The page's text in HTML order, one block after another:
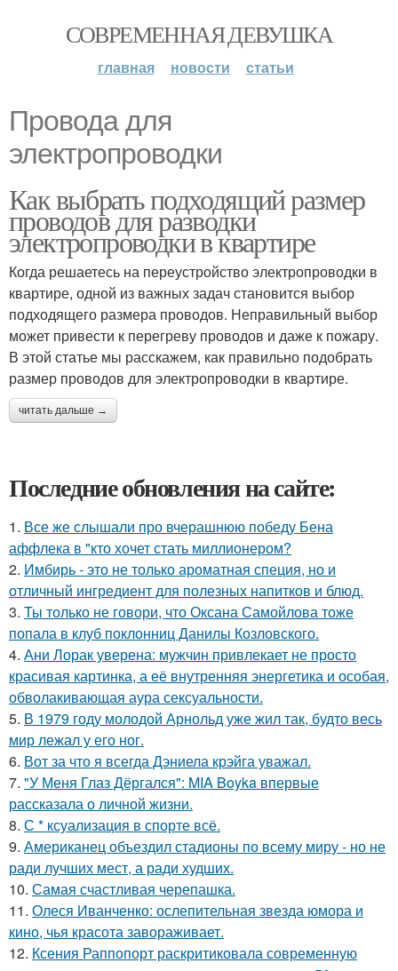
СОВРЕМЕННАЯ ДЕВУШКА
главная новости статьи
Провода для
электропроводки
Как выбрать подходящий размер
проводов для разводки
электропроводки в квартире
Когда решаетесь на переустройство электропроводки в
квартире, одной из важных задач становится выбор
подходящего размера проводов. Неправильный выбор
может привести к перегреву проводов и даже к пожару.
В этой статье мы расскажем, как правильно подобрать
размер проводов для электропроводки в квартире.
читать дальше →
Последние обновления на сайте:
1. Все же слышали про вчерашнюю победу Бена
аффлека в "кто хочет стать миллионером?
2. Имбирь - это не только ароматная специя, но и
отличный ингредиент для полезных напитков и блюд.
3. Ты только не говори, что Оксана Самойлова тоже
попала в клуб поклонниц Данилы Козловского.
4. Ани Лорак уверена: мужчин привлекает не просто
красивая картинка, а её внутренняя энергетика и особая,
обволакивающая аура сексуальности.
5. В 1979 году молодой Арнольд уже жил так, будто весь
мир лежал у его ног.
6. Вот за что я всегда Дэниела крэйга уважал.
7. "У Меня Глаз Дёргался": MIA Boyka впервые
рассказала о личной жизни.
8. С * ксуализация в спорте всё.
9. Американец объездил стадионы по всему миру - но не
ради лучших мест, а ради худших.
10. Самая счастливая черепашка.
11. Олеся Иванченко: ослепительная звезда юмора и
кино, чья красота завораживает.
12. Ксения Раппопорт раскритиковала современную